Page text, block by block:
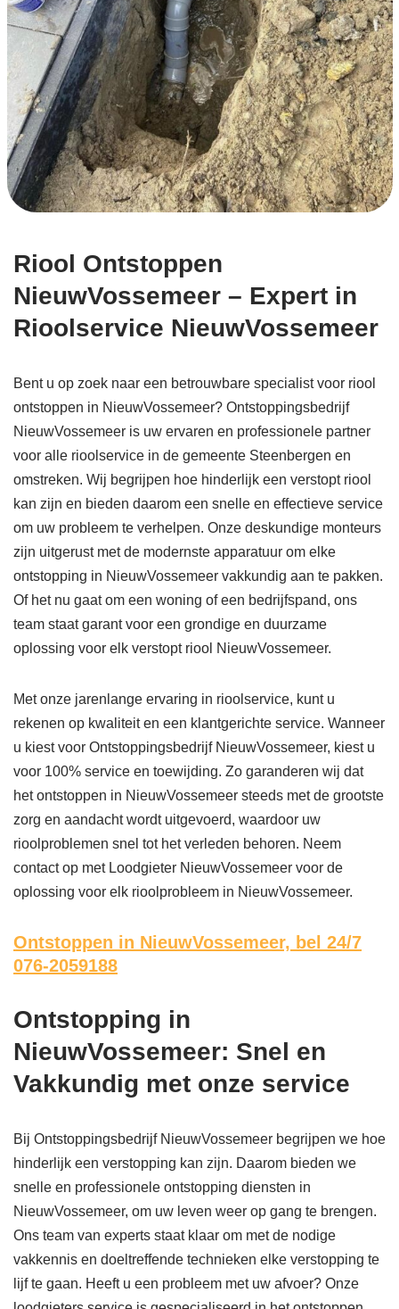
Riool Ontstoppen
NieuwVossemeer – Expert in
Rioolservice NieuwVossemeer
Bent u op zoek naar een betrouwbare specialist voor riool
ontstoppen in NieuwVossemeer? Ontstoppingsbedrijf
NieuwVossemeer is uw ervaren en professionele partner
voor alle rioolservice in de gemeente Steenbergen en
omstreken. Wij begrijpen hoe hinderlijk een verstopt riool
kan zijn en bieden daarom een snelle en effectieve service
om uw probleem te verhelpen. Onze deskundige monteurs
zijn uitgerust met de modernste apparatuur om elke
ontstopping in NieuwVossemeer vakkundig aan te pakken.
Of het nu gaat om een woning of een bedrijfspand, ons
team staat garant voor een grondige en duurzame
oplossing voor elk verstopt riool NieuwVossemeer.
Met onze jarenlange ervaring in rioolservice, kunt u
rekenen op kwaliteit en een klantgerichte service. Wanneer
u kiest voor Ontstoppingsbedrijf NieuwVossemeer, kiest u
voor 100% service en toewijding. Zo garanderen wij dat
het ontstoppen in NieuwVossemeer steeds met de grootste
zorg en aandacht wordt uitgevoerd, waardoor uw
rioolproblemen snel tot het verleden behoren. Neem
contact op met Loodgieter NieuwVossemeer voor de
oplossing voor elk rioolprobleem in NieuwVossemeer.
Ontstoppen in NieuwVossemeer, bel 24/7
076-2059188
Ontstopping in
NieuwVossemeer: Snel en
Vakkundig met onze service
Bij Ontstoppingsbedrijf NieuwVossemeer begrijpen we hoe
hinderlijk een verstopping kan zijn. Daarom bieden we
snelle en professionele ontstopping diensten in
NieuwVossemeer, om uw leven weer op gang te brengen.
Ons team van experts staat klaar om met de nodige
vakkennis en doeltreffende technieken elke verstopping te
lijf te gaan. Heeft u een probleem met uw afvoer? Onze